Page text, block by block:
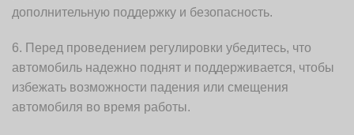
дополнительную поддержку и безопасность.
6. Перед проведением регулировки убедитесь, что
автомобиль надежно поднят и поддерживается, чтобы
избежать возможности падения или смещения
автомобиля во время работы.